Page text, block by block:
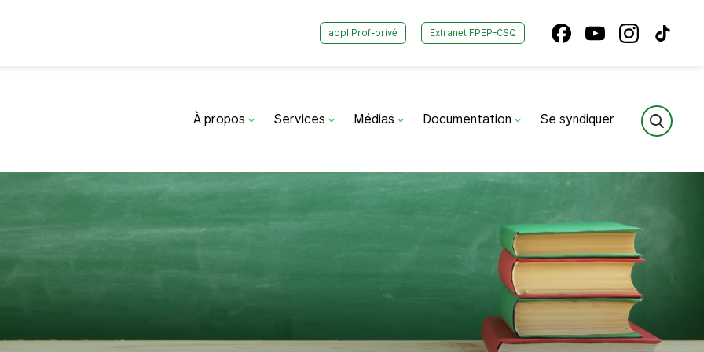
appliProf-privé Extranet FPEP-CSQ
À propos Services Médias Documentation Se syndiquer